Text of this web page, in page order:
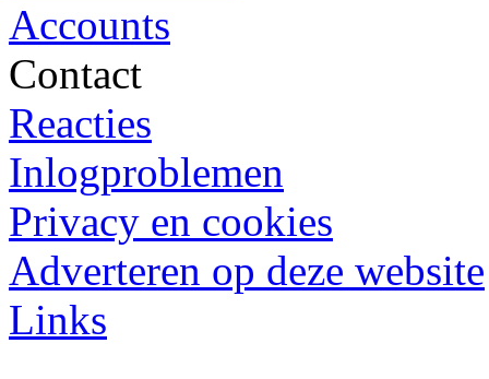
Accounts
Contact
Reacties
Inlogproblemen
Privacy en cookies
Adverteren op deze website
Links